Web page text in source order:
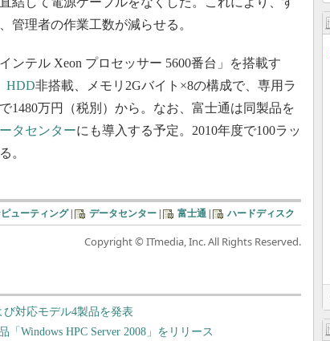
管理者の作業工数が減らせる。
テル Xeon プロセッサー 5600番台」を搭載す
HDD非搭載、メモリ2Gバイト×8の構成で、専用ラ
1480万円（税別）から。なお、富士通は同製品を
タセンターにも導入する予定。2010年度で100ラッ
。
ューティング| データセンター 富士通 ハードディスク
Copyright © ITmedia, Inc. All Rights Reserved.
対応モデル4製品を発表
Windows HPC Server 2008」をリリース